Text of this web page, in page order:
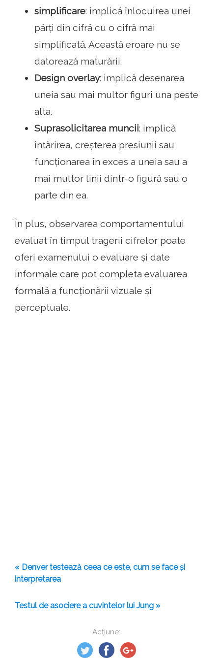
Acțiune:
simplificare: implică înlocuirea unei
părți din cifră cu o cifră mai
simplificată. Această eroare nu se
datorează maturării.
Design overlay: implică desenarea
uneia sau mai multor figuri una peste
alta.
Suprasolicitarea muncii: implică
întărirea, creșterea presiunii sau
funcționarea în exces a uneia sau a
mai multor linii dintr-o figură sau o
parte din ea.
În plus, observarea comportamentului
evaluat în timpul tragerii cifrelor poate
oferi examenului o evaluare și date
informale care pot completa evaluarea
formală a funcționării vizuale și
perceptuale.
« Denver testează ceea ce este, cum se face și
interpretarea
Testul de asociere a cuvintelor lui Jung »